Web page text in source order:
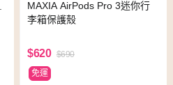
MAXIA AirPods Pro 3迷你行
李箱保護殼
$620 $690
免運